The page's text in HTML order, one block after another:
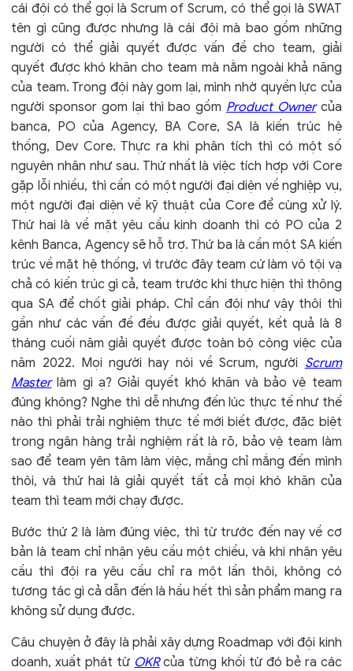
cái đội có thể gọi là Scrum of Scrum, có thể gọi là SWAT
tên gì cũng được nhưng là cái đội mà bao gồm những
người có thể giải quyết được vấn đề cho team, giải
quyết được khó khăn cho team mà nằm ngoài khả năng
của team. Trong đội này gom lại, mình nhờ quyền lực của
người sponsor gom lại thì bao gồm Product Ownercủa
banca, PO của Agency, BA Core, SA là kiến trúc hệ
thống, Dev Core. Thực ra khi phân tích thì có một số
nguyên nhân như sau. Thứ nhất là việc tích hợp với Core
gặp lỗi nhiều, thì cần có một người đại diện về nghiệp vụ,
một người đại diện về kỹ thuật của Core để cùng xử lý.
Thứ hai là về mặt yêu cầu kinh doanh thì có PO của 2
kênh Banca, Agency sẽ hỗ trợ. Thứ ba là cần một SA kiến
trúc về mặt hệ thống, vì trước đây team cứ làm vô tội vạ
chả có kiến trúc gì cả, team trước khi thực hiện thì thông
qua SA để chốt giải pháp. Chỉ cần đội như vậy thôi thì
gần như các vấn đề đều được giải quyết, kết quả là 8
tháng cuối năm giải quyết được toàn bộ công việc của
năm 2022. Mọi người hay nói về Scrum, người Scrum
Masterlàm gì ạ? Giải quyết khó khăn và bảo vệ team
đúng không? Nghe thì dễ nhưng đến lúc thực tế như thế
nào thì phải trải nghiệm thực tế mới biết được, đặc biệt
trong ngân hàng trải nghiệm rất là rõ, bảo vệ team làm
sao để team yên tâm làm việc, mắng chỉ mắng đến mình
thôi, và thứ hai là giải quyết tất cả mọi khó khăn của
team thì team mới chạy được.
Bước thứ 2 là làm đúng việc, thì từ trước đến nay về cơ
bản là team chỉ nhận yêu cầu một chiều, và khi nhận yêu
cầu thì đội ra yêu cầu chỉ ra một lần thôi, không có
tương tác gì cả dẫn đến là hầu hết thì sản phẩm mang ra
không sử dụng được.
Câu chuyện ở đây là phải xây dựng Roadmap với đội kinh
doanh, xuất phát từ OKRcủa từng khối từ đó bẻ ra các